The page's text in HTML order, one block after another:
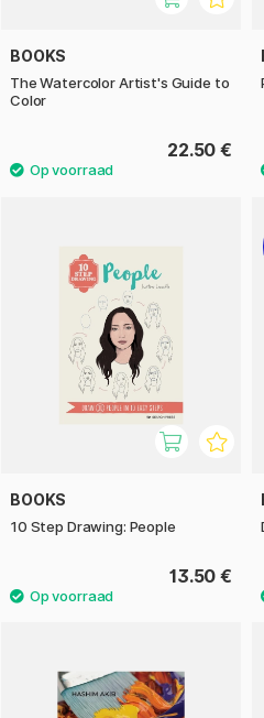
BOOKS
The Watercolor Artist's Guide to
Color
22.50 €
BOOKS
10 Step Drawing: People
13.50 €